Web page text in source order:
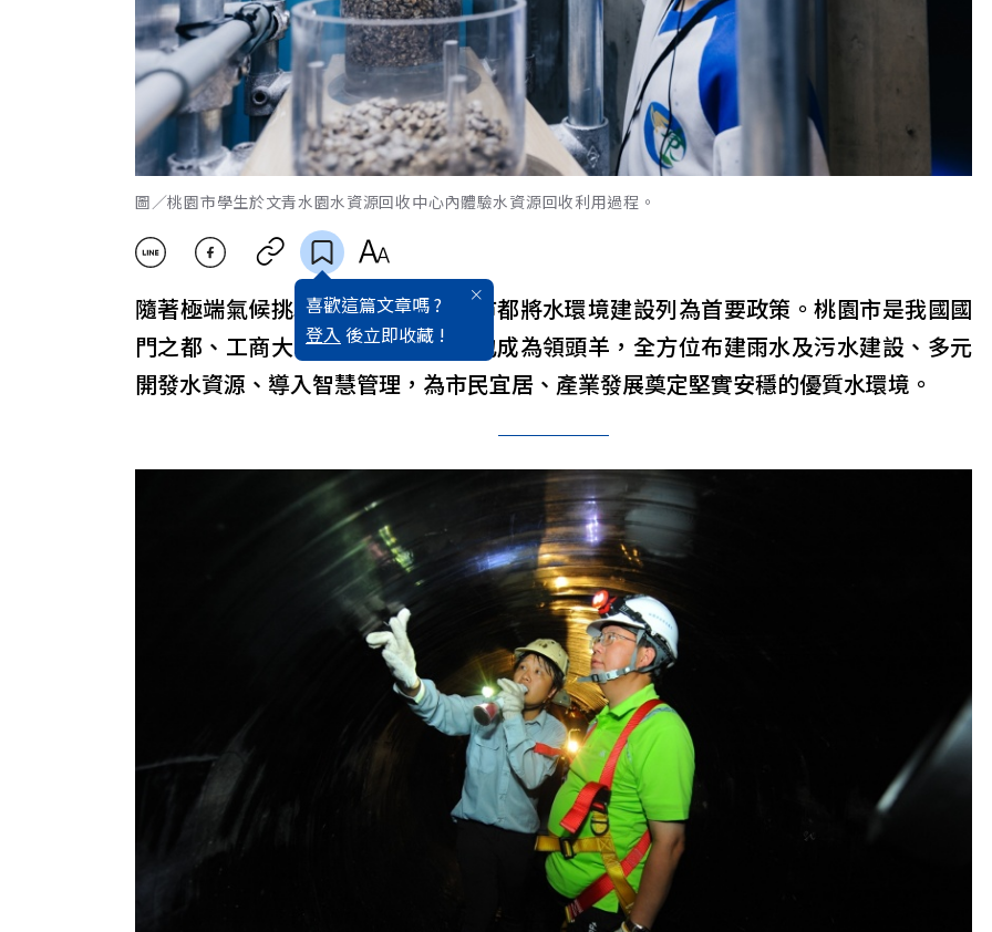
圖／桃園市學生於文青水園水資源回收中心內體驗水資源回收利用過程。
喜歡這篇文章嗎 ?
登入 後立即收藏 !
隨著極端氣候挑戰加劇，全球各城市都將水環境建設列為首要政策。桃園市是我國國
門之都、工商大城，在水環境建設也成為領頭羊，全方位布建雨水及污水建設、多元
開發水資源、導入智慧管理，為市民宜居、產業發展奠定堅實安穩的優質水環境。